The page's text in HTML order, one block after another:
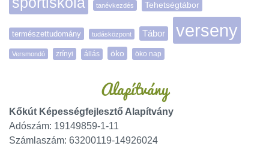
tanévkezdés Tehetségtábor
természettudomány tudásközpont Tábor verseny
Versmondó zrínyi állás öko öko nap
Alapítvány
Kőkút Képességfejlesztő Alapítvány
Adószám: 19149859-1-11
Számlaszám: 63200119-14926024